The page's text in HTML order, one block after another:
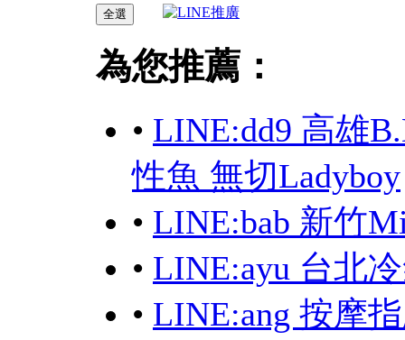
為您推薦：
• LINE:dd9 高雄
性魚 無切Ladyboy
• LINE:bab 新竹
• LINE:ayu 台北
• LINE:ang 按摩